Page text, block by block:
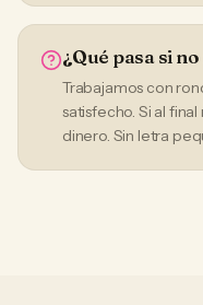
¿Qué pasa si
Trabajamos con
satisfecho. Si al
dinero. Sin letra